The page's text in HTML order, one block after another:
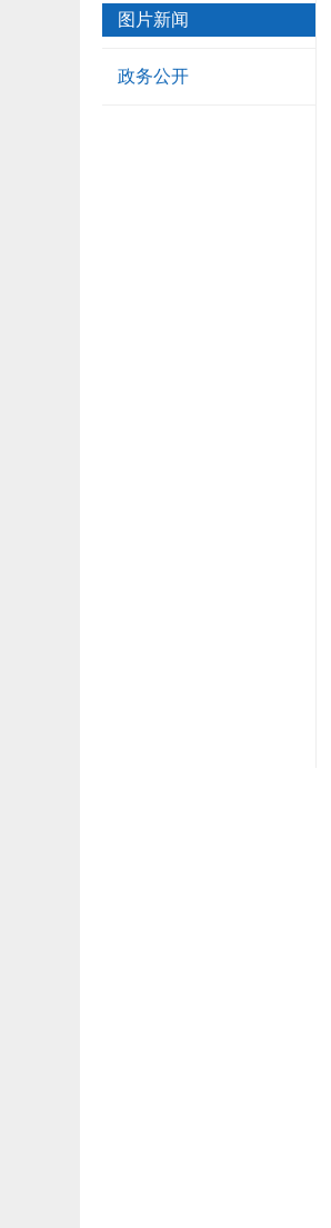
图片新闻
政务公开